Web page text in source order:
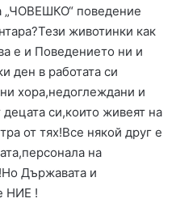
„ЧОВЕШКО“ поведение
животинки как
е и Поведението ни и
ден в работата си
хора,недоглеждани и
си,които живеят на
от тях!Все някой друг е
на
Държавата и
НИЕ !